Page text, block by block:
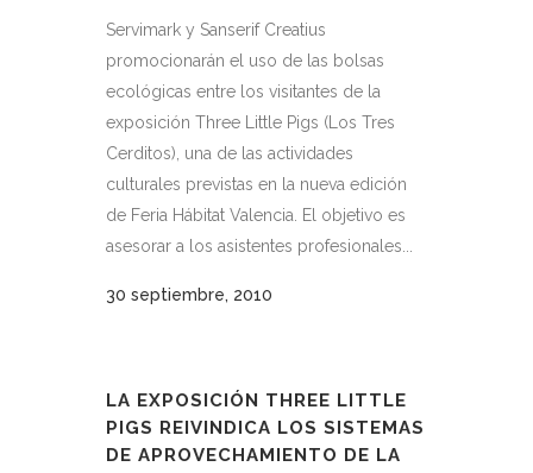
Servimark y Sanserif Creatius
promocionarán el uso de las bolsas
ecológicas entre los visitantes de la
exposición Three Little Pigs (Los Tres
Cerditos), una de las actividades
culturales previstas en la nueva edición
de Feria Hábitat Valencia. El objetivo es
asesorar a los asistentes profesionales...
30 septiembre, 2010
LA EXPOSICIÓN THREE LITTLE
PIGS REIVINDICA LOS SISTEMAS
DE APROVECHAMIENTO DE LA